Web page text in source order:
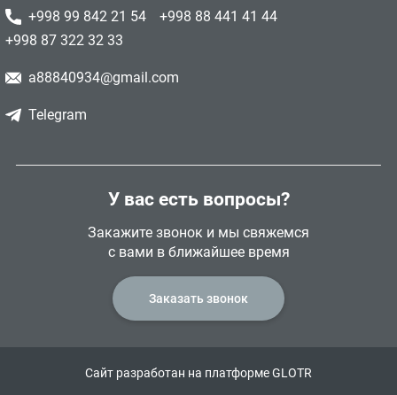
+998 99 842 21 54
+998 88 441 41 44
+998 87 322 32 33
a88840934@gmail.com
Telegram
У вас есть вопросы?
Закажите звонок и мы свяжемся
с вами в ближайшее время
Заказать звонок
Сайт разработан на платформе GLOTR